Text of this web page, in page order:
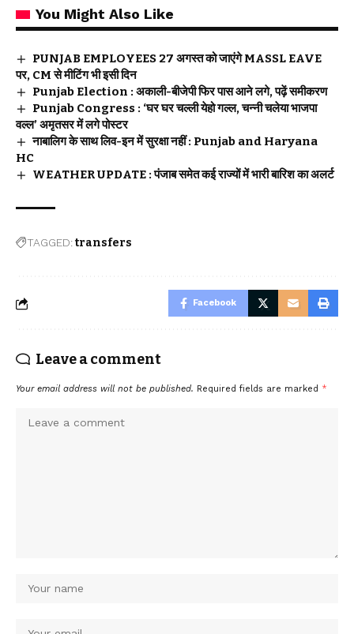
You Might Also Like
PUNJAB EMPLOYEES 27 अगस्त को जाएंगे MASSL EAVE
पर, CM से मीटिंग भी इसी दिन
Punjab Election : अकाली-बीजेपी फिर पास आने लगे, पढ़ें समीकरण
Punjab Congress : ‘घर घर चल्ली येहो गल्ल, चन्नी चलेया भाजपा
वल्ल’ अमृतसर में लगे पोस्टर
नाबालिग के साथ लिव-इन में सुरक्षा नहीं : Punjab and Haryana
HC
WEATHER UPDATE : पंजाब समेत कई राज्यों में भारी बारिश का अलर्ट
TAGGED:transfers
Facebook
Leave a comment
Your email address will not be published. Required fields are marked *